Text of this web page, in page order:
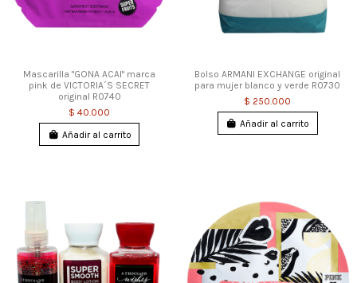
Mascarilla "GONA ACAI" marca
pink de VICTORIA´S SECRET
original R0740
$ 40.000
Añadir al carrito
Bolso ARMANI EXCHANGE original
para mujer blanco y verde R0730
$ 250.000
Añadir al carrito